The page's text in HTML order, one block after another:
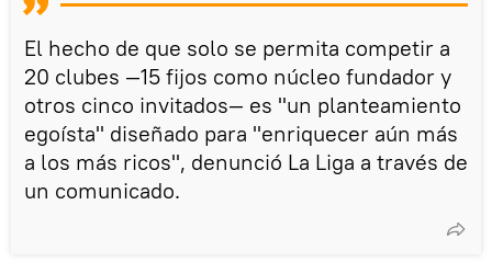
El hecho de que solo se permita competir a
20 clubes —15 fijos como núcleo fundador y
otros cinco invitados— es "un planteamiento
egoísta" diseñado para "enriquecer aún más
a los más ricos", denunció La Liga a través de
un comunicado.